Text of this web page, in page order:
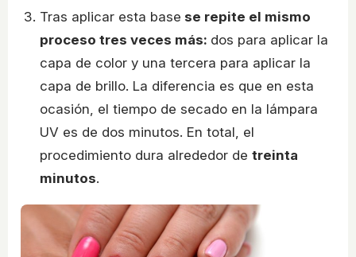
Tras aplicar esta base se repite el mismo
proceso tres veces más: dos para aplicar la
capa de color y una tercera para aplicar la
capa de brillo. La diferencia es que en esta
ocasión, el tiempo de secado en la lámpara
UV es de dos minutos. En total, el
procedimiento dura alrededor de treinta
minutos.